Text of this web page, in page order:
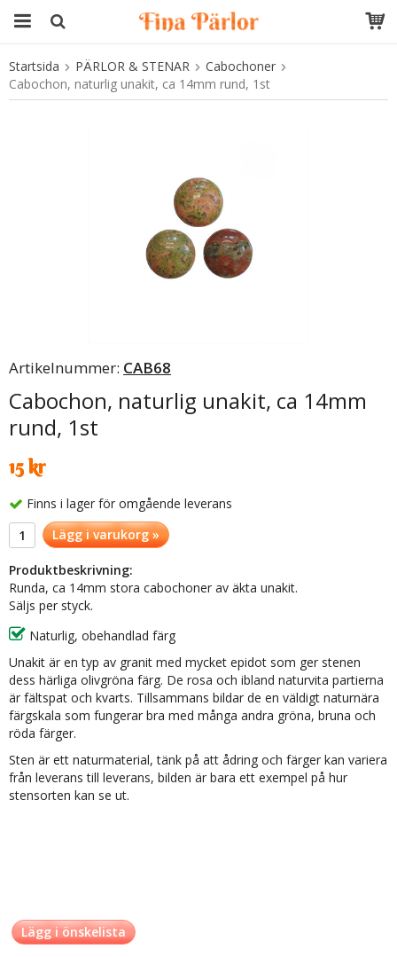
Produkten har blivit tillagd i varukorgen
Startsida PÄRLOR & STENAR
Cabochoner
Cabochon, naturlig unakit, ca 14mm rund, 1st
Artikelnummer: CAB68
Cabochon, naturlig unakit, ca 14mm
rund, 1st
15 kr
Finns i lager för omgående leverans
Lägg i varukorg »
Produktbeskrivning:
Runda, ca 14mm stora cabochoner av äkta unakit.
Säljs per styck.
Naturlig, obehandlad färg
Unakit är en typ av granit med mycket epidot som ger stenen
dess härliga olivgröna färg. De rosa och ibland naturvita partierna
är fältspat och kvarts. Tillsammans bildar de en väldigt naturnära
färgskala som fungerar bra med många andra gröna, bruna och
röda färger.
Sten är ett naturmaterial, tänk på att ådring och färger kan variera
från leverans till leverans, bilden är bara ett exempel på hur
stensorten kan se ut.
Lägg i önskelista